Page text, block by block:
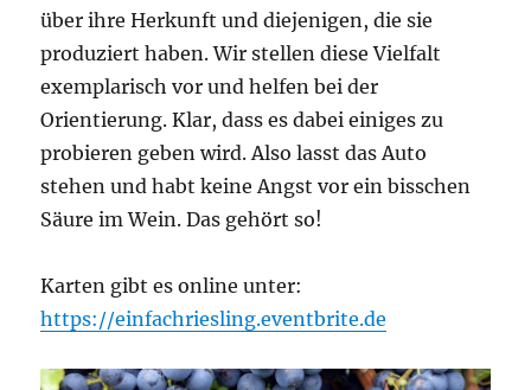
über ihre Herkunft und diejenigen, die sie
produziert haben. Wir stellen diese Vielfalt
exemplarisch vor und helfen bei der
Orientierung. Klar, dass es dabei einiges zu
probieren geben wird. Also lasst das Auto
stehen und habt keine Angst vor ein bisschen
Säure im Wein. Das gehört so!
Karten gibt es online unter:
https://einfachriesling.eventbrite.de